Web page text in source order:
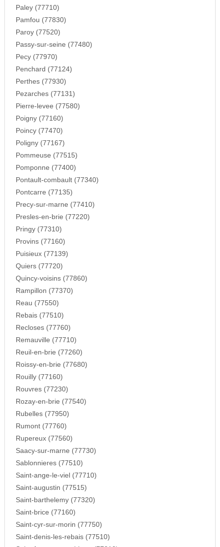
Paley (77710)
Pamfou (77830)
Paroy (77520)
Passy-sur-seine (77480)
Pecy (77970)
Penchard (77124)
Perthes (77930)
Pezarches (77131)
Pierre-levee (77580)
Poigny (77160)
Poincy (77470)
Poligny (77167)
Pommeuse (77515)
Pomponne (77400)
Pontault-combault (77340)
Pontcarre (77135)
Precy-sur-marne (77410)
Presles-en-brie (77220)
Pringy (77310)
Provins (77160)
Puisieux (77139)
Quiers (77720)
Quincy-voisins (77860)
Rampillon (77370)
Reau (77550)
Rebais (77510)
Recloses (77760)
Remauville (77710)
Reuil-en-brie (77260)
Roissy-en-brie (77680)
Rouilly (77160)
Rouvres (77230)
Rozay-en-brie (77540)
Rubelles (77950)
Rumont (77760)
Rupereux (77560)
Saacy-sur-marne (77730)
Sablonnieres (77510)
Saint-ange-le-viel (77710)
Saint-augustin (77515)
Saint-barthelemy (77320)
Saint-brice (77160)
Saint-cyr-sur-morin (77750)
Saint-denis-les-rebais (77510)